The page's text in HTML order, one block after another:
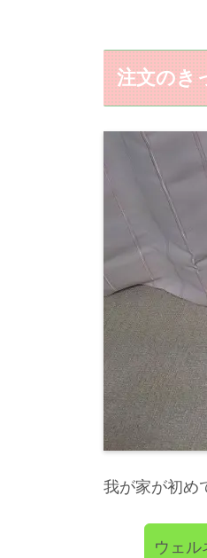
注文のき
我が家が初め
ウェル